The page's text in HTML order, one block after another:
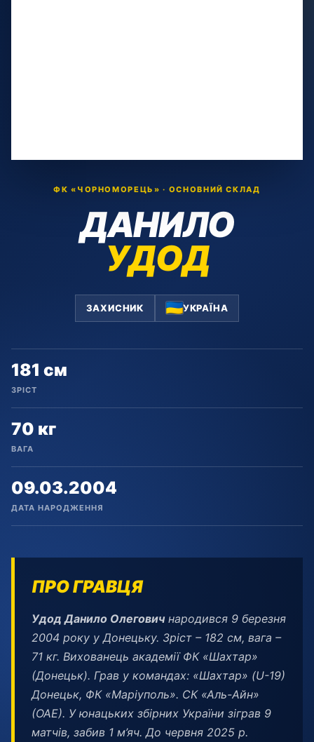
ФК «ЧОРНОМОРЕЦЬ» · ОСНОВНИЙ СКЛАД
ДАНИЛО
УДОД
ЗАХИСНИК УКРАЇНА
181 см
ЗРІСТ
70 кг
ВАГА
09.03.2004
ДАТА НАРОДЖЕННЯ
ПРО ГРАВЦЯ
Удод Данило Олеговичнародився 9 березня
2004 року у Донецьку. Зріст – 182 см, вага –
71 кг. Вихованець академії ФК «Шахтар»
(Донецьк). Грав у командах: «Шахтар» (U-19)
Донецьк, ФК «Маріуполь». СК «Аль-Айн»
(ОАЕ). У юнацьких збірних України зіграв 9
матчів, забив 1 м’яч. До червня 2025 р.